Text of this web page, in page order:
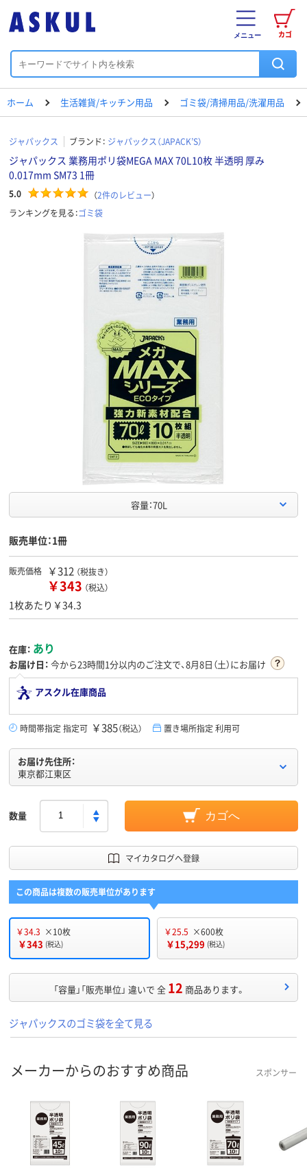
カゴ
メニュー
ホーム 生活雑貨/キッチン用品 ゴミ袋/清掃用品/洗濯用品
ジャパックス ブランド： ジャパックス（JAPACK’S）
ジャパックス 業務用ポリ袋MEGA MAX 70L10枚 半透明 厚み
0.017mm SM73 1冊
5.0 （2件のレビュー）
ランキングを見る：ゴミ袋
容量：70L
販売単位：1冊
販売価格 ￥312 （税抜き）
￥343 （税込）
1枚あたり￥34.3
在庫： あり
お届け日： 今から23時間1分以内のご注文で、8月8日（土）にお届け
アスクル在庫商品
時間帯指定 指定可 ￥385（税込） 置き場所指定 利用可
お届け先住所：
東京都江東区
数量 カゴへ
マイカタログへ登録
この商品は複数の販売単位があります
￥34.3 ×10枚
￥343 (税込)
￥25.5 ×600枚
￥15,299 (税込)
「容量」「販売単位」 違いで 全 12 商品あります。
ジャパックスのゴミ袋を全て見る
メーカーからのおすすめ商品 スポンサー